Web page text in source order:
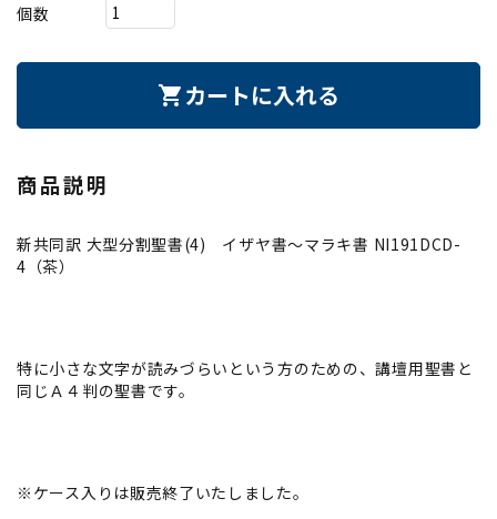
個数
shopping_cart カートに入れる
商品説明
新共同訳 大型分割聖書(4) イザヤ書～マラキ書 NI191DCD-
4（茶）
特に小さな文字が読みづらいという方のための、講壇用聖書と
同じＡ４判の聖書です。
※ケース入りは販売終了いたしました。